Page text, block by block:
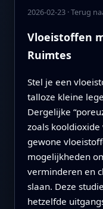
2026-02-23·Terug
Vloeistoffen
Ruimtes
Stel je een
talloze kleine
Dergelijke
zoals
gewone
mogelijkheden
verminderen en
slaan. Deze
hetzelfde